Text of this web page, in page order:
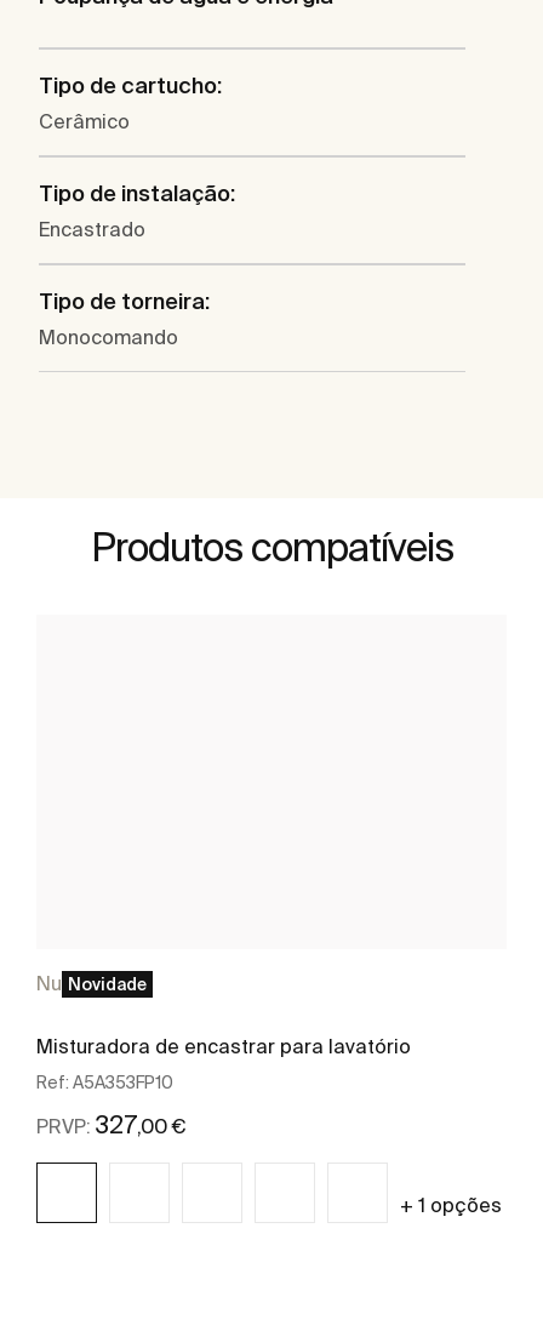
Tipo de cartucho:
Cerâmico
Tipo de instalação:
Encastrado
Tipo de torneira:
Monocomando
Produtos compatíveis
Nu Novidade
Misturadora de encastrar para lavatório
Ref: A5A353FP10
PRVP: 327,00 €
+ 1 opções